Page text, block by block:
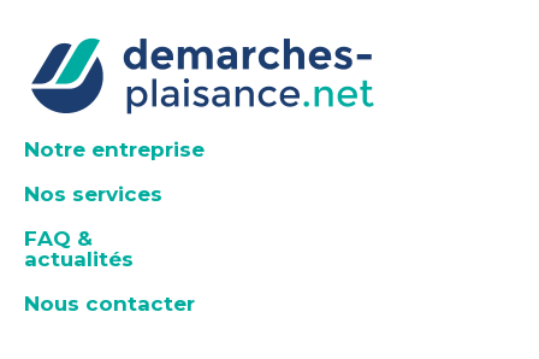
Notre entreprise
Nos services
FAQ &
actualités
Nous contacter